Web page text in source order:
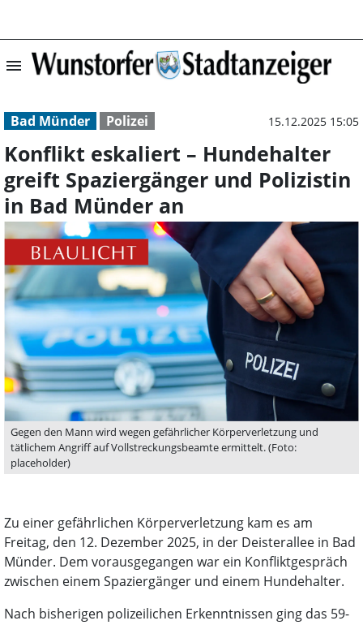
menu Konflikt
Bad Münder Polizei 15.12.2025 15:05
Konflikt eskaliert – Hundehalter
greift Spaziergänger und Polizistin
in Bad Münder an
Gegen den Mann wird wegen gefährlicher Körperverletzung und
tätlichem Angriff auf Vollstreckungsbeamte ermittelt. (Foto:
placeholder)
Zu einer gefährlichen Körperverletzung kam es am
Freitag, den 12. Dezember 2025, in der Deisterallee in Bad
Münder. Dem vorausgegangen war ein Konfliktgespräch
zwischen einem Spaziergänger und einem Hundehalter.
Nach bisherigen polizeilichen Erkenntnissen ging das 59-